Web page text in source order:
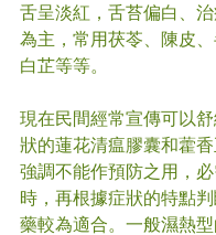
舌呈淡紅，舌苔偏白、
為主，常用茯苓、陳皮、
白芷等等。
現在民間經常宣傳可以
狀的蓮花清瘟膠囊和藿
強調不能作預防之用，
時，再根據症狀的特點
藥較為適合。一般濕熱